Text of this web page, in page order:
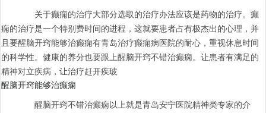
关于癫痫的治疗大部分选取的治疗办法应该是药物的治疗。癫
痫的治疗是一个特别费时间的进程，这就要患者占有极杰出的心理，并
且要醒脑开窍能够治癫痫有青岛治疗癫痫病医院的耐心，重视休息时间
的科学性。健康的养分也要跟上醒脑开窍不错治癫痫。让患者有满足的
精神对立疾病，让治疗赶开疾玻
醒脑开窍能够治癫痫
醒脑开窍不错治癫痫以上就是青岛安宁医院精神类专家的介